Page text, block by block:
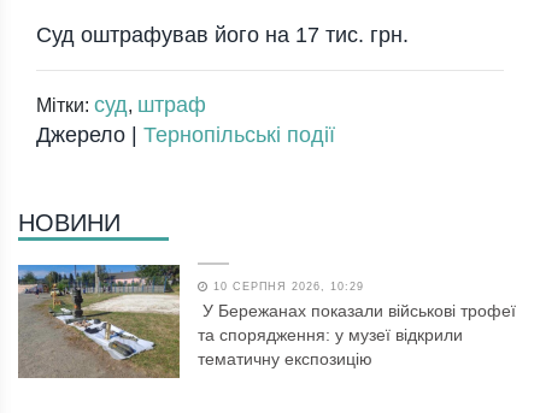
Суд оштрафував його на 17 тис. грн.
Мітки: суд, штраф
Джерело | Тернопільські події
НОВИНИ
10 СЕРПНЯ 2026, 10:29
У Бережанах показали військові трофеї
та спорядження: у музеї відкрили
тематичну експозицію